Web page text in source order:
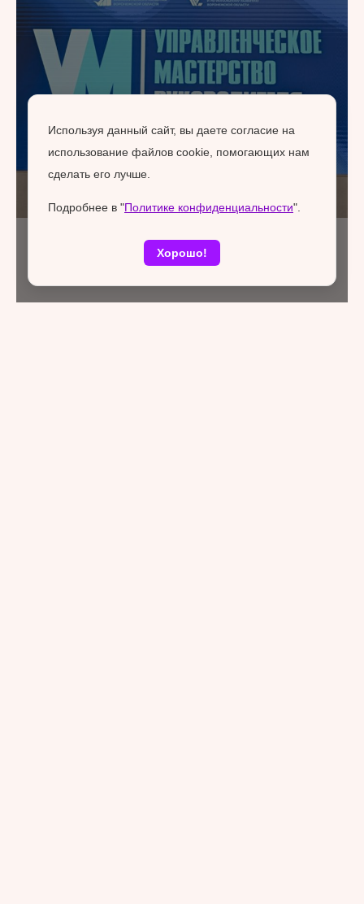
Используя данный сайт, вы даете согласие на
использование файлов cookie, помогающих нам
сделать его лучше.
Подробнее в "Политике конфиденциальности".
Хорошо!